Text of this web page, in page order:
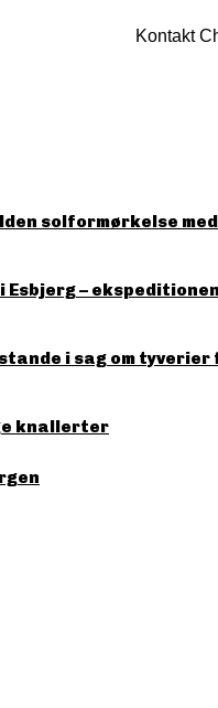
Kontakt
solformørkelse
–
i sag om tyverier
knallerter